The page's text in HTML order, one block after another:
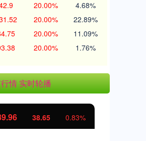
20.00% 4.68%
20.00% 22.89%
20.00% 11.09%
20.00% 1.76%
情 实时轮播
38.65 0.83%